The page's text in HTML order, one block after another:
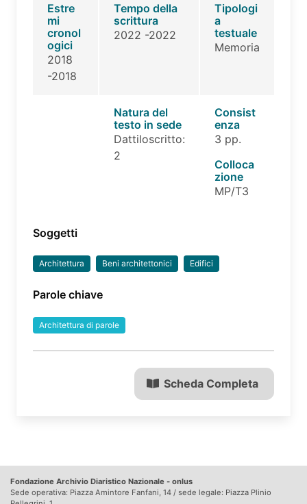
Estre
mi
cronol
ogici
2018
-2018
Tempo della
scrittura
2022 -2022
Tipologi
a
testuale
Memoria
Natura del
testo in sede
Dattiloscritto:
2
Consist
enza
3 pp.
Colloca
zione
MP/T3
Soggetti
Architettura Beni architettonici Edifici
Parole chiave
Architettura di parole
Scheda Completa
Fondazione Archivio Diaristico Nazionale - onlus
Sede operativa: Piazza Amintore Fanfani, 14 / sede legale: Piazza Plinio